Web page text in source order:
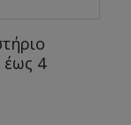
έως 4